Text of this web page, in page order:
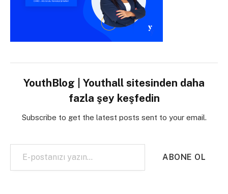
YouthBlog | Youthall sitesinden daha
fazla şey keşfedin
Subscribe to get the latest posts sent to your email.
E-postanızı yazın…
ABONE OL